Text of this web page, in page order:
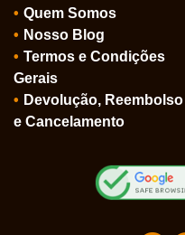
Quem Somos
Nosso Blog
Termos e Condições
Gerais
Devolução, Reembolso
e Cancelamento